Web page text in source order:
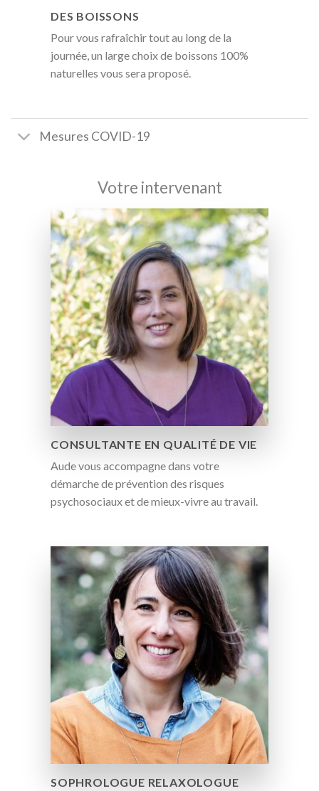
DES BOISSONS
Pour vous rafraîchir tout au long de la
journée, un large choix de boissons 100%
naturelles vous sera proposé.
Mesures COVID-19
Votre intervenant
CONSULTANTE EN QUALITÉ DE VIE
Aude vous accompagne dans votre
démarche de prévention des risques
psychosociaux et de mieux-vivre au travail.
SOPHROLOGUE RELAXOLOGUE